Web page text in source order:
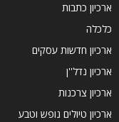
ארכיון כתבות
כלכלה
ארכיון חדשות עסקים
ארכיון נדל''ן
ארכיון צרכנות
ארכיון טיולים נופש וטבע